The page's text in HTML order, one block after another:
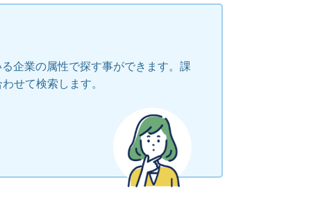
企業の属性で探す事ができます。課
せて検索します。